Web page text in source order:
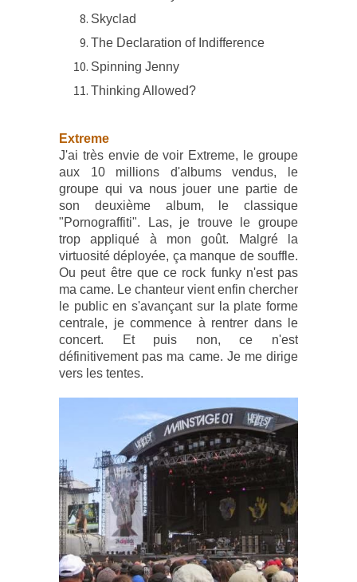
Skyclad
The Declaration of Indifference
Spinning Jenny
Thinking Allowed?
Extreme
J'ai très envie de voir Extreme, le groupe
aux 10 millions d'albums vendus, le
groupe qui va nous jouer une partie de
son deuxième album, le classique
"Pornograffiti". Las, je trouve le groupe
trop appliqué à mon goût. Malgré la
virtuosité déployée, ça manque de souffle.
Ou peut être que ce rock funky n'est pas
ma came. Le chanteur vient enfin chercher
le public en s'avançant sur la plate forme
centrale, je commence à rentrer dans le
concert. Et puis non, ce n'est
définitivement pas ma came. Je me dirige
vers les tentes.